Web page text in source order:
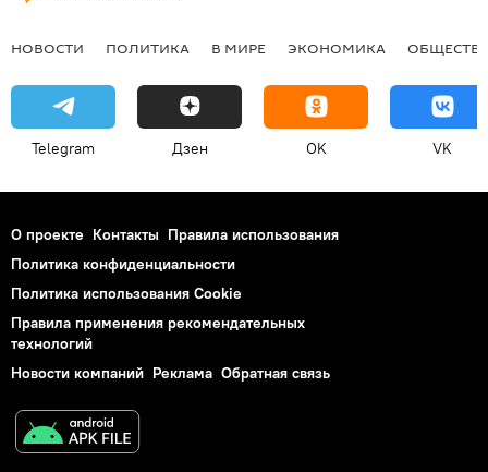
НОВОСТИ ПОЛИТИКА В МИРЕ ЭКОНОМИКА
Telegram Дзен OK VK
О проекте Контакты Правила использования
Политика конфиденциальности
Политика использования Cookie
Правила применения рекомендательных
технологий
Новости компаний Реклама Обратная связь